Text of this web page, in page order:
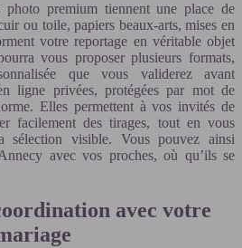
photo premium tiennent une place de
ou toile, papiers beaux-arts, mises en
votre reportage en véritable objet
vous proposer plusieurs formats,
que vous validerez avant
ligne privées, protégées par mot de
Elles permettent à vos invités de
facilement des tirages, tout en vous
sélection visible. Vous pouvez ainsi
avec vos proches, où qu’ils se
avec votre